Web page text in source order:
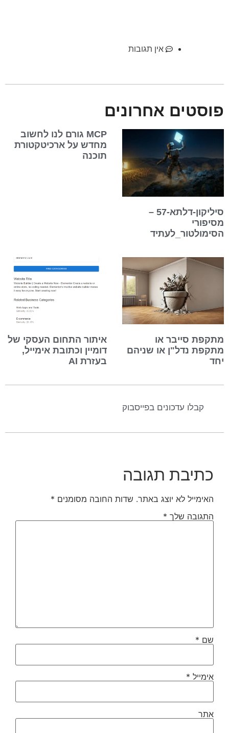
אין תגובות
פוסטים אחרונים
סיליקון-דלתא-57 –
מסיפורי
הסימולטור_לעתיד
MCP גורם לנו לחשוב
מחדש על ארכיטקטורת
תוכנה
מתקפת סייבר או
מתקפת נדל"ן או שניהם
יחד
איתור התחום העסקי של
דומיין וכתובת אימייל,
בעזרת AI
קבלו עדכונים בפייסבוק
כתיבת תגובה
האימייל לא יוצג באתר. שדות החובה מסומנים *
התגובה שלך *
שם *
אימייל *
אתר